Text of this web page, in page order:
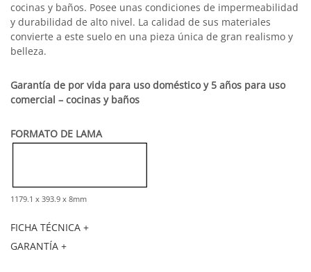
cocinas y baños. Posee unas condiciones de impermeabilidad
y durabilidad de alto nivel. La calidad de sus materiales
convierte a este suelo en una pieza única de gran realismo y
belleza.
Garantía de por vida para uso doméstico y 5 años para uso
comercial – cocinas y baños
FORMATO DE LAMA
1179.1 x 393.9 x 8mm
FICHA TÉCNICA +
GARANTÍA +